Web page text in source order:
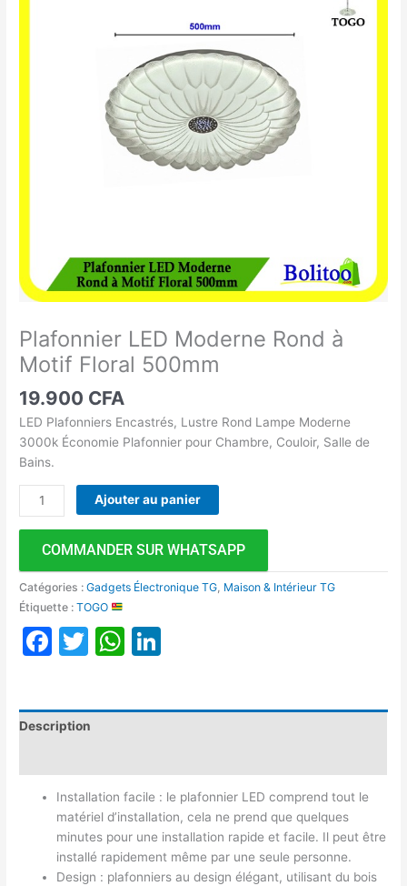
Plafonnier LED Moderne Rond à
Motif Floral 500mm
19.900 CFA
LED Plafonniers Encastrés, Lustre Rond Lampe Moderne
3000k Économie Plafonnier ​​pour Chambre, Couloir, Salle de
Bains.
Ajouter au panier
COMMANDER SUR WHATSAPP
Catégories :Gadgets Électronique TG Maison & Intérieur TG
Étiquette :TOGO
Facebook
TwitterWhatsApp
Description
Installation facile : le plafonnier LED comprend tout le
matériel d’installation, cela ne prend que quelques
minutes pour une installation rapide et facile. Il peut être
installé rapidement même par une seule personne.
Design : plafonniers au design élégant, utilisant du bois